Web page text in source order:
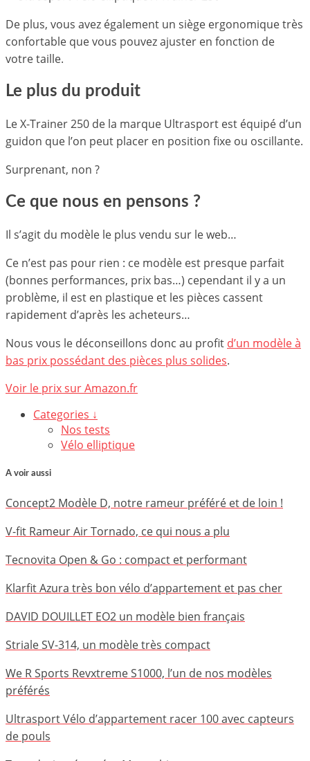
De plus, vous avez également un siège ergonomique très
confortable que vous pouvez ajuster en fonction de
votre taille.
Le plus du produit
Le X-Trainer 250 de la marque Ultrasport est équipé d’un
guidon que l’on peut placer en position fixe ou oscillante.
Surprenant, non ?
Ce que nous en pensons ?
Il s’agit du modèle le plus vendu sur le web…
Ce n’est pas pour rien : ce modèle est presque parfait
(bonnes performances, prix bas…) cependant il y a un
problème, il est en plastique et les pièces cassent
rapidement d’après les acheteurs…
Nous vous le déconseillons donc au profit d’un modèle à
bas prix possédant des pièces plus solides.
Voir le prix sur Amazon.fr
Categories ↓
Nos tests
Vélo elliptique
A voir aussi
Concept2 Modèle D, notre rameur préféré et de loin !
V-fit Rameur Air Tornado, ce qui nous a plu
Tecnovita Open & Go : compact et performant
Klarfit Azura très bon vélo d’appartement et pas cher
DAVID DOUILLET EO2 un modèle bien français
Striale SV-314, un modèle très compact
We R Sports Revxtreme S1000, l’un de nos modèles
préférés
Ultrasport Vélo d’appartement racer 100 avec capteurs
de pouls